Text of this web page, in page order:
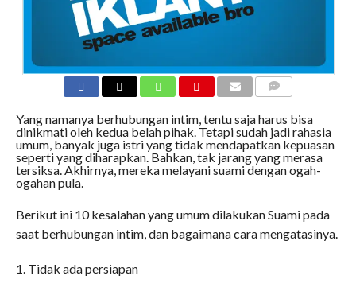
Yang namanya berhubungan intim, tentu saja harus bisa
dinikmati oleh kedua belah pihak. Tetapi sudah jadi rahasia
umum, banyak juga istri yang tidak mendapatkan kepuasan
seperti yang diharapkan. Bahkan, tak jarang yang merasa
tersiksa. Akhirnya, mereka melayani suami dengan ogah-
ogahan pula.
Berikut ini 10 kesalahan yang umum dilakukan Suami pada
saat berhubungan intim, dan bagaimana cara mengatasinya.
1. Tidak ada persiapan